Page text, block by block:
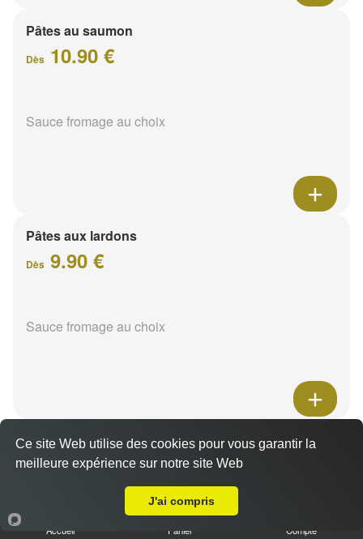
Pâtes au saumon
Dès 10.90 €
Sauce fromage au choix
Pâtes aux lardons
Dès 9.90 €
Sauce fromage au choix
Pâtes au poulet
Dès9.90 €
Sauce fromage au choix
Accueil Panier Compte
Ce site Web utilise des cookies pour vous garantir la
meilleure expérience sur notre site Web
J'ai compris